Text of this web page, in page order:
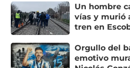
Un hombre
vías y murió
tren en
Orgullo del
emotivo